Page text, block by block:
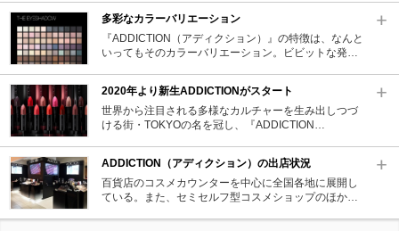
ニバーサル、ジェンダーフリー、エイジレスをモット
ーにエッジーかつプレイフルな世界観を表現してい
る。
多彩なカラーバリエーション
『ADDICTION（アディクション）』の特徴は、なんと
いってもそのカラーバリエーション。ビビットな発色
プグロスの色に合わせて。スカートの色にあわせて。
その日の気分で塗り替えられるアクセサリー感覚が、
ファッションとメイクを愛する女性たちを虜にしてい
2020年より新生ADDICTIONがスタート
世界から注目される多様なカルチャーを生み出しつづ
ける街・TOKYOの名を冠し、『ADDICTION
ト・KANAKOを新たに起用。世界最先端のクリエイテ
ィブからインスパイアされる、エッジーかつプレイフ
ルな世界観を、日本人アーティストならではの繊細か
ADDICTION（アディクション）の出店状況
百貨店のコスメカウンターを中心に全国各地に展開し
ている。また、セミセルフ型コスメショップのほか、